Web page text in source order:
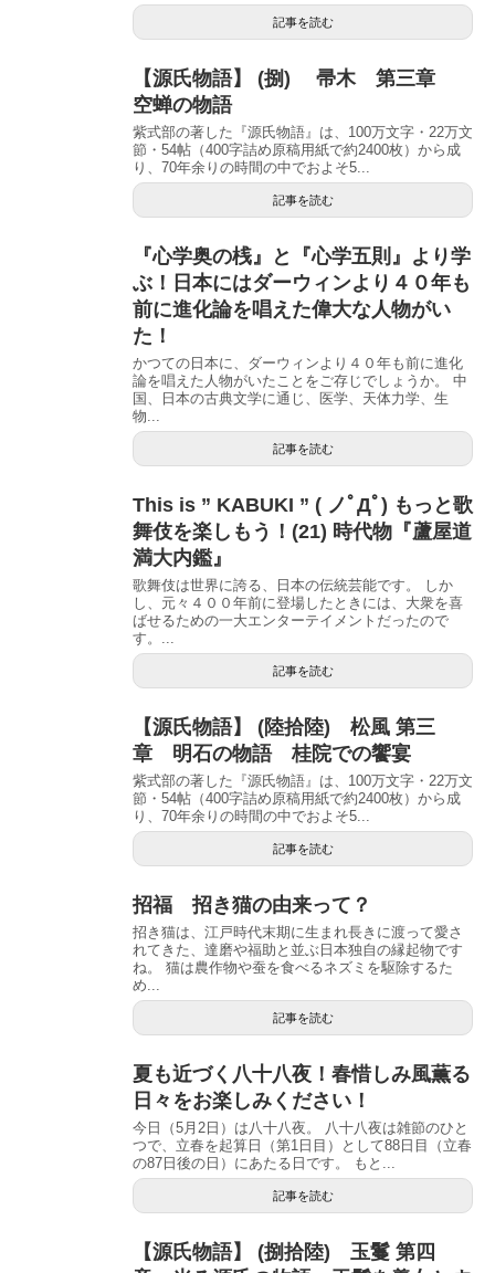
記事を読む
【源氏物語】 (捌) 帚木 第三章
空蝉の物語
紫式部の著した『源氏物語』は、100万文字・22万文
節・54帖（400字詰め原稿用紙で約2400枚）から成
り、70年余りの時間の中でおよそ5...
記事を読む
『心学奥の桟』と『心学五則』より学
ぶ！日本にはダーウィンより４０年も
前に進化論を唱えた偉大な人物がい
た！
かつての日本に、ダーウィンより４０年も前に進化
論を唱えた人物がいたことをご存じでしょうか。 中
国、日本の古典文学に通じ、医学、天体力学、生
物...
記事を読む
This is ” KABUKI ” ( ノﾟДﾟ) もっと歌
舞伎を楽しもう！(21) 時代物『蘆屋道
満大内鑑』
歌舞伎は世界に誇る、日本の伝統芸能です。 しか
し、元々４００年前に登場したときには、大衆を喜
ばせるための一大エンターテイメントだったので
す。...
記事を読む
【源氏物語】 (陸拾陸) 松風 第三
章 明石の物語 桂院での饗宴
紫式部の著した『源氏物語』は、100万文字・22万文
節・54帖（400字詰め原稿用紙で約2400枚）から成
り、70年余りの時間の中でおよそ5...
記事を読む
招福 招き猫の由来って？
招き猫は、江戸時代末期に生まれ長きに渡って愛さ
れてきた、達磨や福助と並ぶ日本独自の縁起物です
ね。 猫は農作物や蚕を食べるネズミを駆除するた
め...
記事を読む
夏も近づく八十八夜！春惜しみ風薫る
日々をお楽しみください！
今日（5月2日）は八十八夜。 八十八夜は雑節のひと
つで、立春を起算日（第1日目）として88日目（立春
の87日後の日）にあたる日です。 もと...
記事を読む
【源氏物語】 (捌拾陸) 玉鬘 第四